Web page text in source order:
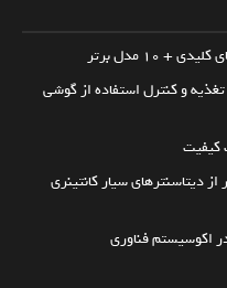
10 مدل برتر
و کنترل استفاده از گوشی
دیتاسنترهای سیار کانتینری
اکوسیستم فناوری